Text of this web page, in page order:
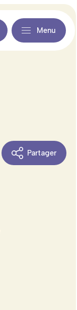
Menu
Partager